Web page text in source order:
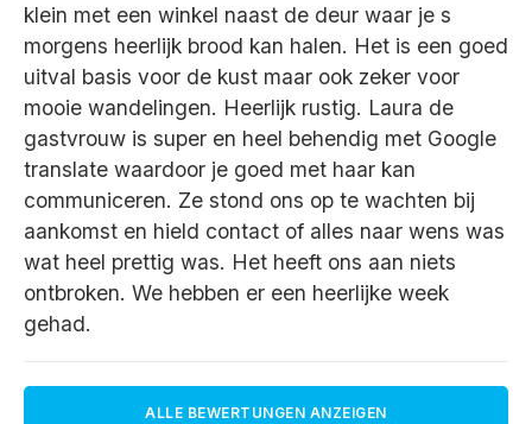
klein met een winkel naast de deur waar je s
morgens heerlijk brood kan halen. Het is een goed
uitval basis voor de kust maar ook zeker voor
mooie wandelingen. Heerlijk rustig. Laura de
gastvrouw is super en heel behendig met Google
translate waardoor je goed met haar kan
communiceren. Ze stond ons op te wachten bij
aankomst en hield contact of alles naar wens was
wat heel prettig was. Het heeft ons aan niets
ontbroken. We hebben er een heerlijke week
gehad.
ALLE BEWERTUNGEN ANZEIGEN